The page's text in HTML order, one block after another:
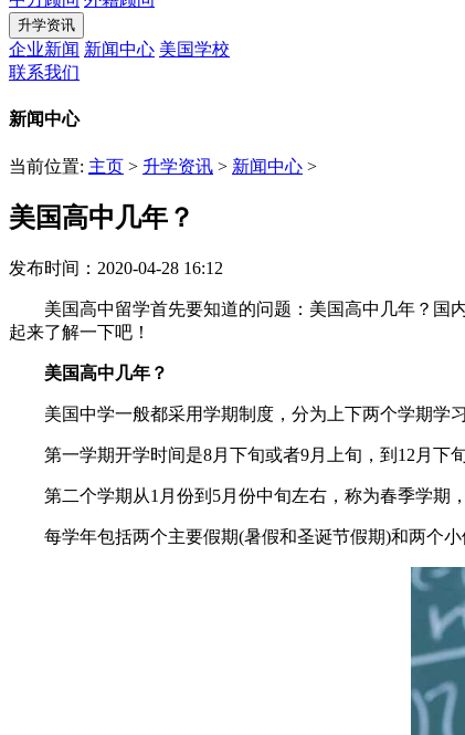
升学资讯
企业新闻 新闻中心 美国学校
联系我们
新闻中心
当前位置: 主页 > 升学资讯 > 新闻中心 >
美国高中几年？
发布时间：2020-04-28 16:12
美国高中留学首先要知道的问题：美国高中几年？国内
起来了解一下吧！
美国高中几年？
美国中学一般都采用学期制度，分为上下两个学期学习
第一学期开学时间是8月下旬或者9月上旬，到12月下旬
第二个学期从1月份到5月份中旬左右，称为春季学期，
每学年包括两个主要假期(暑假和圣诞节假期)和两个小